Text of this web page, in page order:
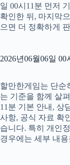
일 00시11분 먼저
확인한 뒤, 마지막
으면 더 정확하게
2026년06월06일
할만한게임는 단순
는 기준을 함께 살
11분 기본 안내, 상
사항, 공식 자료 확
습니다. 특히 개인
경우에는 세부 내